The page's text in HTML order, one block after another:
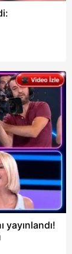
sitemizde
ilgili bilgi
yayınlandı!